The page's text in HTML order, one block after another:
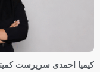
کیمیا احمدی سرپرست